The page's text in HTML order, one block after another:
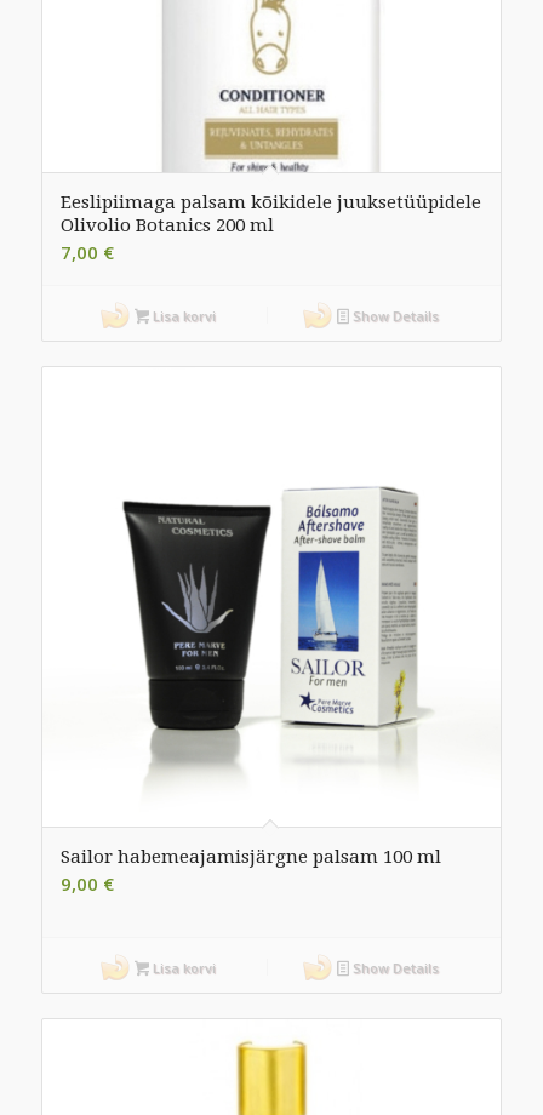
Eeslipiimaga palsam kõikidele juuksetüüpidele
Olivolio Botanics 200 ml
7,00 €
Lisa korvi Show Details
Sailor habemeajamisjärgne palsam 100 ml
9,00 €
Lisa korvi Show Details